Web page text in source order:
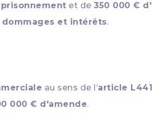
et de350 000 €
dommages et intérêts.
au sens de l’article
000 € d'amende.